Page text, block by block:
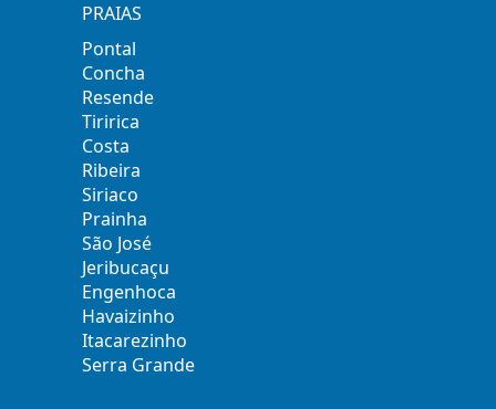
PRAIAS
Pontal
Concha
Resende
Tiririca
Costa
Ribeira
Siriaco
Prainha
São José
Jeribucaçu
Engenhoca
Havaizinho
Itacarezinho
Serra Grande